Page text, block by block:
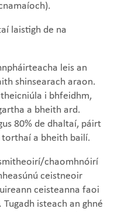
laistigh de na
leis an
shinsearach araon.
i bhfeidhm,
a bheith ard.
80% de dhaltaí, páirt
torthaí a bheith bailí.
chaomhnóirí
ceistneoir
ceisteanna faoi
isteach an ghné